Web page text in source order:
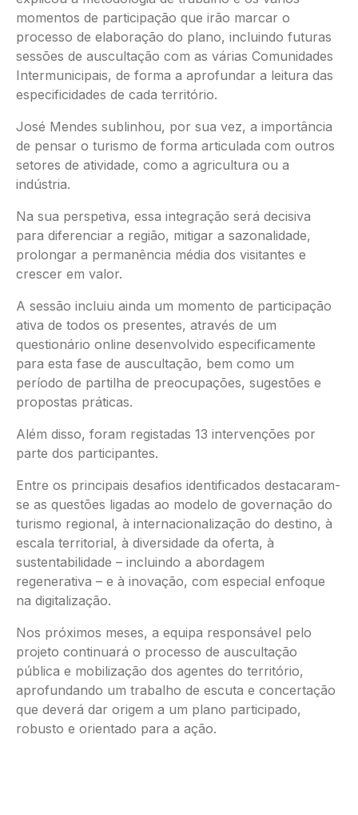
momentos de participação que irão marcar o
processo de elaboração do plano, incluindo futuras
sessões de auscultação com as várias Comunidades
Intermunicipais, de forma a aprofundar a leitura das
especificidades de cada território.
José Mendes sublinhou, por sua vez, a importância
de pensar o turismo de forma articulada com outros
setores de atividade, como a agricultura ou a
indústria.
Na sua perspetiva, essa integração será decisiva
para diferenciar a região, mitigar a sazonalidade,
prolongar a permanência média dos visitantes e
crescer em valor.
A sessão incluiu ainda um momento de participação
ativa de todos os presentes, através de um
questionário online desenvolvido especificamente
para esta fase de auscultação, bem como um
período de partilha de preocupações, sugestões e
propostas práticas.
Além disso, foram registadas 13 intervenções por
parte dos participantes.
Entre os principais desafios identificados destacaram-
se as questões ligadas ao modelo de governação do
turismo regional, à internacionalização do destino, à
escala territorial, à diversidade da oferta, à
sustentabilidade – incluindo a abordagem
regenerativa – e à inovação, com especial enfoque
na digitalização.
Nos próximos meses, a equipa responsável pelo
projeto continuará o processo de auscultação
pública e mobilização dos agentes do território,
aprofundando um trabalho de escuta e concertação
que deverá dar origem a um plano participado,
robusto e orientado para a ação.